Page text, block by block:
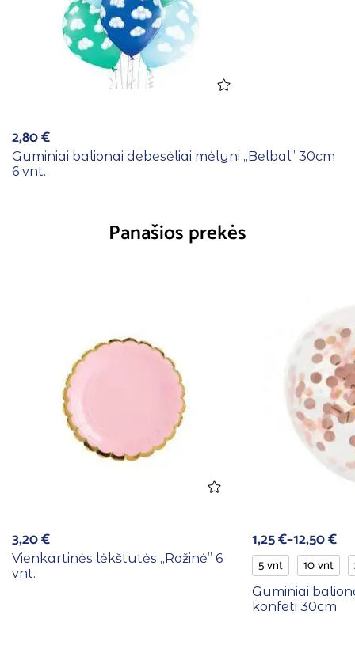
2,80€
Guminiai balionai debesėliai mėlyni ,,Belbal” 30cm
6 vnt.
Panašios prekės
3,20€
Vienkartinės lėkštutės ,,Rožinė” 6
vnt.
1,25€–12,50€
5 vnt 10 vnt
Guminiai
konfeti 30cm